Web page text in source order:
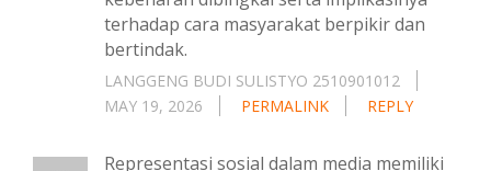
terhadap cara masyarakat berpikir dan
bertindak.
LANGGENG BUDI SULISTYO 2510901012
MAY 19, 2026
PERMALINK REPLY
Representasi sosial dalam media memiliki